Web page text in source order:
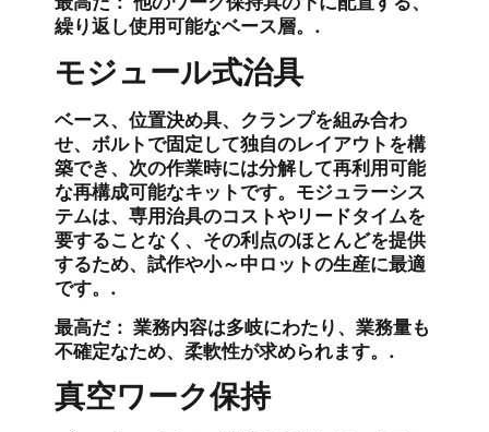
繰り返し使用可能なベース層。.
モジュール式治具
ベース、位置決め具、クランプを組み合わ
せ、ボルトで固定して独自のレイアウトを構
築でき、次の作業時には分解して再利用可能
な再構成可能なキットです。モジュラーシス
テムは、専用治具のコストやリードタイムを
要することなく、その利点のほとんどを提供
するため、試作や小～中ロットの生産に最適
です。.
最高だ： 業務内容は多岐にわたり、業務量も
不確定なため、柔軟性が求められます。.
真空ワーク保持